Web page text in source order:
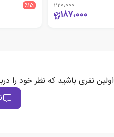
220،000
187،000
٪15
اولین نفری باشید که نظر خود